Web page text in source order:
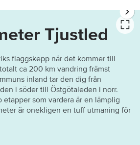
Tjustled
flaggskepp när det kommer till
ca 200 km vandring främst
inland tar den dig från
i söder till Östgötaleden i norr.
etapper som vardera är en lämplig
är onekligen en tuff utmaning för